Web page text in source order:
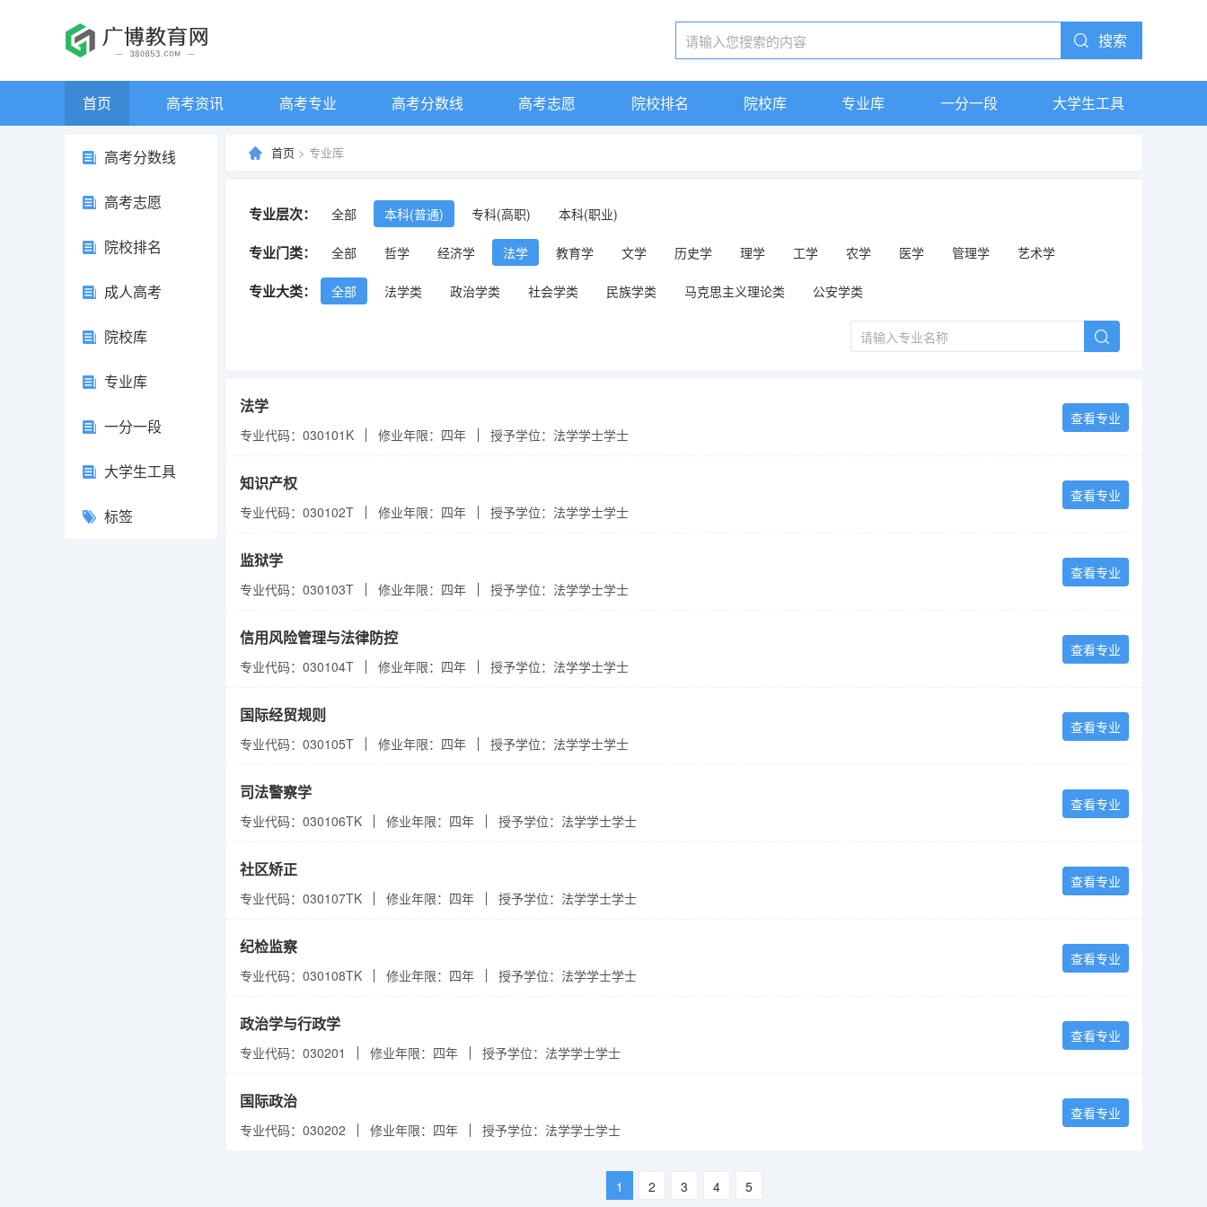
搜索
首页 高考资讯 高考专业 高考分数线 高考志愿 院校排名 院校库 专业库 一分一段 大学生工具
高考分数线
高考志愿
院校排名
成人高考
院校库
专业库
一分一段
大学生工具
标签
首页 > 专业库
专业层次： 全部 本科(普通) 专科(高职) 本科(职业)
专业门类： 全部 哲学 经济学 法学 教育学 文学 历史学 理学 工学 农学 医学 管理学 艺术学
专业大类： 全部 法学类 政治学类 社会学类 民族学类 马克思主义理论类 公安学类
法学
专业代码：030101K 修业年限：四年 授予学位：法学学士学士
查看专业
知识产权
专业代码：030102T 修业年限：四年 授予学位：法学学士学士
查看专业
监狱学
专业代码：030103T 修业年限：四年 授予学位：法学学士学士
查看专业
信用风险管理与法律防控
专业代码：030104T 修业年限：四年 授予学位：法学学士学士
查看专业
国际经贸规则
专业代码：030105T 修业年限：四年 授予学位：法学学士学士
查看专业
司法警察学
专业代码：030106TK 修业年限：四年 授予学位：法学学士学士
查看专业
社区矫正
专业代码：030107TK 修业年限：四年 授予学位：法学学士学士
查看专业
纪检监察
专业代码：030108TK 修业年限：四年 授予学位：法学学士学士
查看专业
政治学与行政学
专业代码：030201 修业年限：四年 授予学位：法学学士学士
查看专业
国际政治
专业代码：030202 修业年限：四年 授予学位：法学学士学士
查看专业
1 2 3 4 5